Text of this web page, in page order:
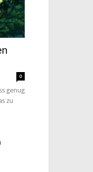
0
genug
zu